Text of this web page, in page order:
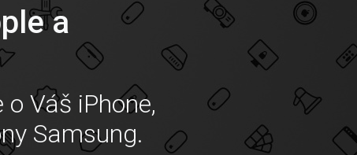
a
Váš iPhone,
Samsung.